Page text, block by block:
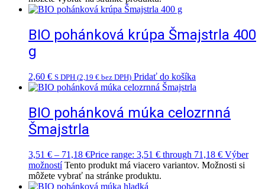
BIO pohánková krúpa Šmajstrla 400
g
2,60 € S DPH (2,19 € bez DPH) Pridať do košíka
BIO pohánková múka celozrnná
Šmajstrla
3,51 € – 71,18 €Price range: 3,51 € through 71,18 € Výber
možností Tento produkt má viacero variantov. Možnosti si
môžete vybrať na stránke produktu.